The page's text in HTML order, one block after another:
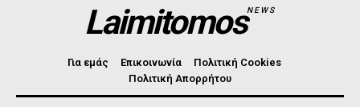
LaimitomosNEWS
Για εμάς Επικοινωνία
Πολιτική Cookies
Πολιτική Απορρήτου